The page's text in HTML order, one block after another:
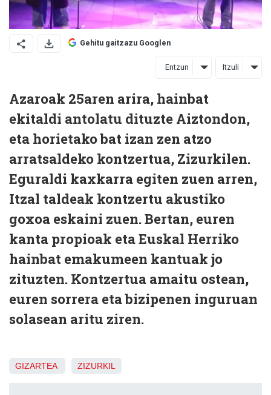
Gehitu gaitzazu Googlen
Entzun Itzuli
Azaroak 25aren arira, hainbat
ekitaldi antolatu dituzte Aiztondon,
eta horietako bat izan zen atzo
arratsaldeko kontzertua, Zizurkilen.
Eguraldi kaxkarra egiten zuen arren,
Itzal taldeak kontzertu akustiko
goxoa eskaini zuen. Bertan, euren
kanta propioak eta Euskal Herriko
hainbat emakumeen kantuak jo
zituzten. Kontzertua amaitu ostean,
euren sorrera eta bizipenen inguruan
solasean aritu ziren.
GIZARTEA ZIZURKIL